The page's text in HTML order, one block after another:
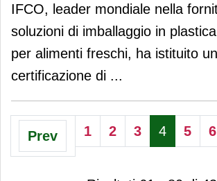
IFCO, leader mondiale nella
soluzioni di imballaggio in
per alimenti freschi, ha istituito
certificazione di ...
Prev 1 2 3 4 5 6